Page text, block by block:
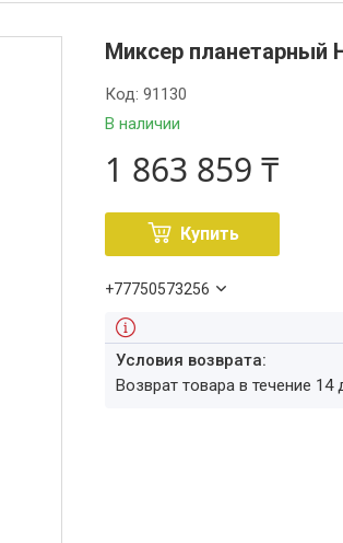
Миксер планетарный
В наличии
Код:91130
1 863 859 ₸
Купить
+77750573256
возврат товара в течение 14